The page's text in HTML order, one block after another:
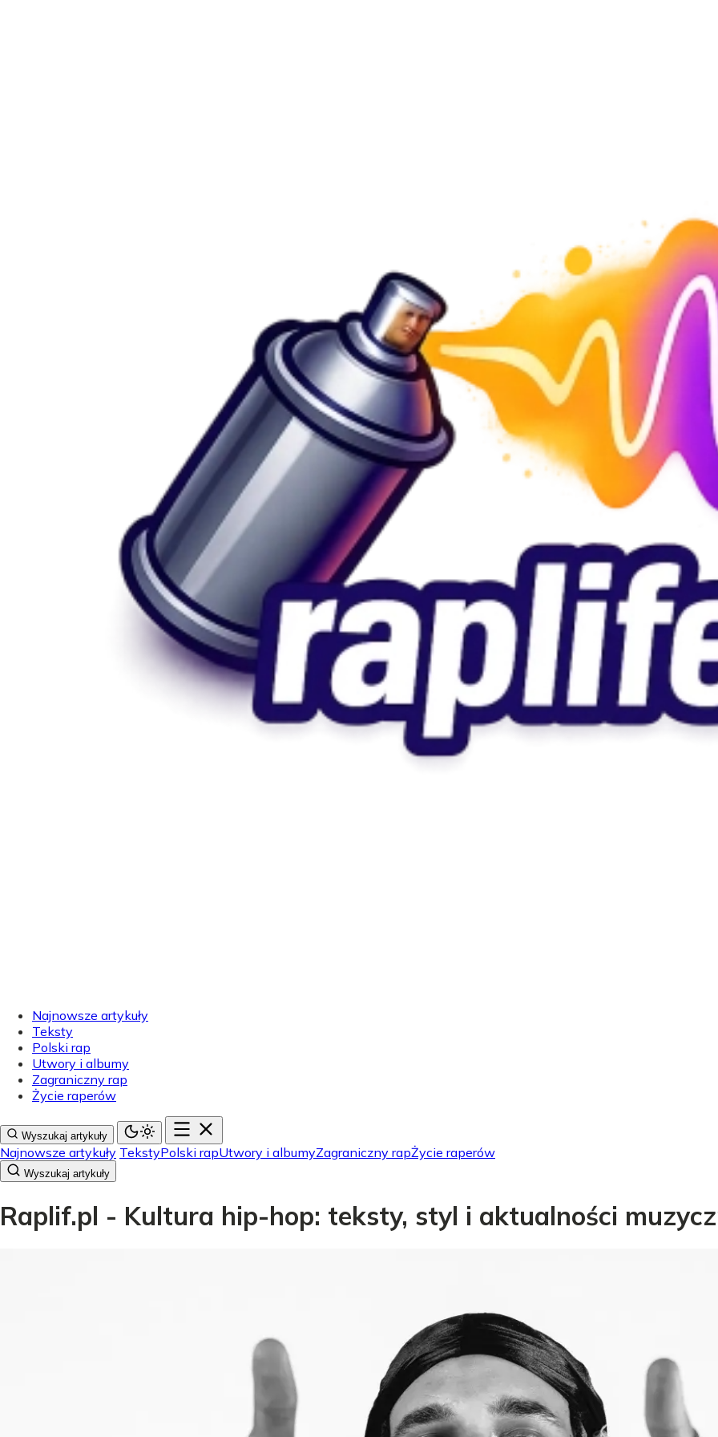
Najnowsze artykuły
Teksty
Polski rap
Utwory i albumy
Zagraniczny rap
Życie raperów
Wyszukaj artykuły
Najnowsze artykuły TekstyPolski rapUtwory i albumyZagraniczny rapŻycie raperów
Wyszukaj artykuły
Raplif.pl - Kultura hip-hop: teksty, styl i aktualności